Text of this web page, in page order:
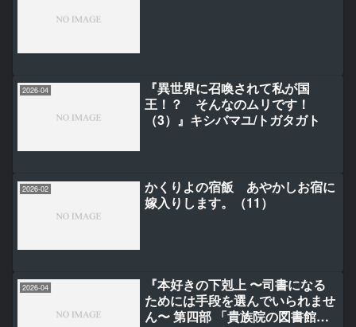
2026-04
『異世界に召喚されて私が国
王！？ そんなのムリです！
（3）』キシバマユ/トガタガト
2026-02
かくりよの宿飯 あやかしお宿に
嫁入りします。（11）
2026-04
『本好きの下剋上 〜司書になる
ためには手段を選んでいられませ
ん〜 第四部 「貴族院の図書館を